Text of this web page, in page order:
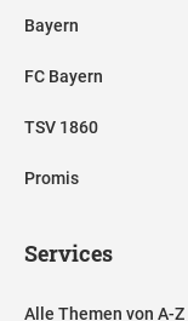
Bayern
FC Bayern
TSV 1860
Promis
Services
Alle Themen von A-Z